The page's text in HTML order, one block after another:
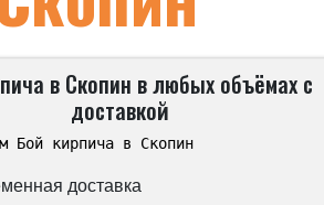
в Скопин в любых объёмах с
доставкой
Бой кирпича в Скопин
доставка